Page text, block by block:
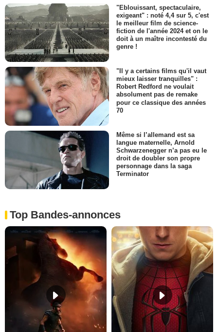
"Eblouissant, spectaculaire,
exigeant" : noté 4,4 sur 5, c'est
le meilleur film de science-
fiction de l'année 2024 et on le
doit à un maître incontesté du
genre !
"Il y a certains films qu'il vaut
mieux laisser tranquilles" :
Robert Redford ne voulait
absolument pas de remake
pour ce classique des années
70
Même si l’allemand est sa
langue maternelle, Arnold
Schwarzenegger n’a pas eu le
droit de doubler son propre
personnage dans la saga
Terminator
Top Bandes-annonces